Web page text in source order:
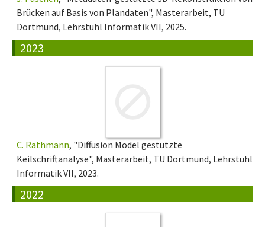
Brücken auf Basis von Plandaten", Masterarbeit, TU
Dortmund, Lehrstuhl Informatik VII, 2025.
2023
C. Rathmann, "Diffusion Model gestützte
Keilschriftanalyse", Masterarbeit, TU Dortmund, Lehrstuhl
Informatik VII, 2023.
2022